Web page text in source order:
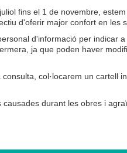
fins el 1 de novembre,
d'oferir major confort en les
d'informació per indicar
ja que poden haver
col·locarem un cartell
durant les obres i